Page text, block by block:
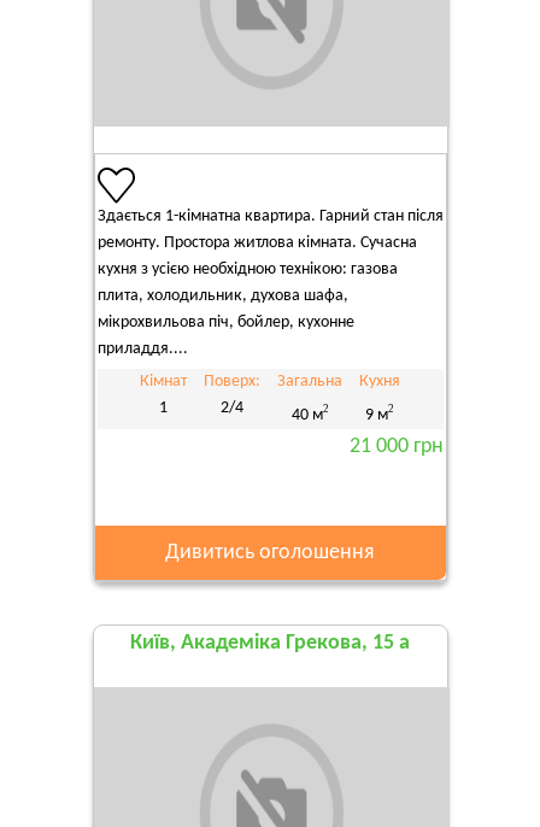
Здається 1-кімнатна квартира. Гарний стан після
ремонту. Простора житлова кімната. Сучасна
кухня з усією необхідною технікою: газова
плита, холодильник, духова шафа,
мікрохвильова піч, бойлер, кухонне
приладдя....
Кімнат
1
Поверх:
2/4
Загальна
40 м2
Кухня
9 м2
21 000 грн
Дивитись оголошення
Київ, Академіка Грекова, 15 а